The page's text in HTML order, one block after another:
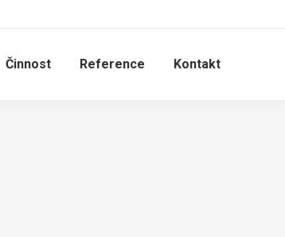
Činnost Reference Kontakt